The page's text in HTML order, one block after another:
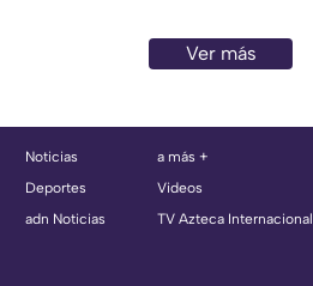
Ver más
Noticias
Deportes
adn Noticias
a más +
Videos
TV Azteca Internacional